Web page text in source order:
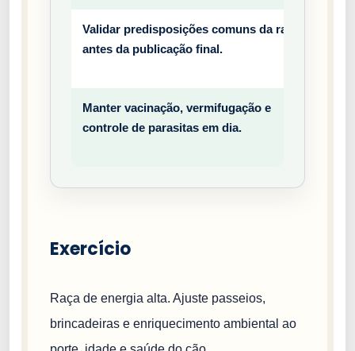
Validar predisposições comuns da raça
antes da publicação final.
Manter vacinação, vermifugação e
controle de parasitas em dia.
Exercício
Raça de energia alta. Ajuste passeios,
brincadeiras e enriquecimento ambiental ao